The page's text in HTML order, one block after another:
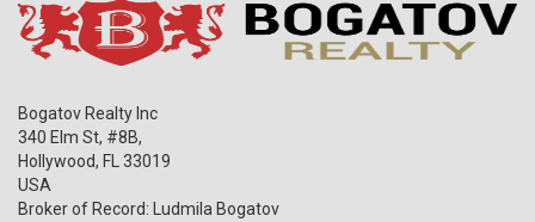
Bogatov Realty Inc
340 Elm St, #8B,
Hollywood, FL
33019
USA
Broker of Record: Ludmila Bogatov